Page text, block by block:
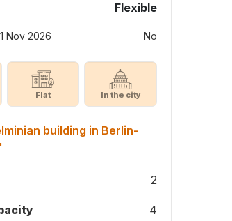
Flexible
Nov 2026 No
Flat In the city
building in Berlin-
2
4